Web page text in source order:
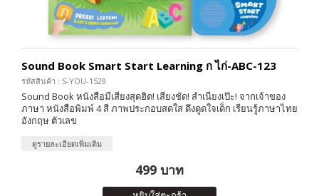
Sound Book Smart Start Learning ก ไก่-ABC-123
รหัสสินค้า : S-YOU-1529
Sound Book หนังสือมีเสียงสุดฮิต! เสียงชัด! สำเนียงเป๊ะ! จากเจ้าของ
ภาษา หนังสือพิมพ์ 4 สี ภาพประกอบสดใส ดึงดูดใจเด็ก เรียนรู้ภาษาไทย
อังกฤษ ตัวเลข
ดูรายละเอียดเพิ่มเติม
499 บาท